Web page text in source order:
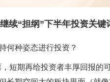
续“担纲”下半年投资关键
何种姿态进行投资？
短期再给投资者丰厚回报的